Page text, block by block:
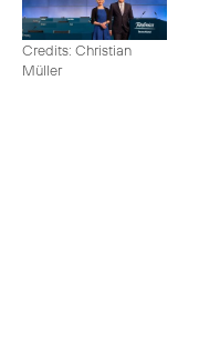
Credits: Christian
Müller